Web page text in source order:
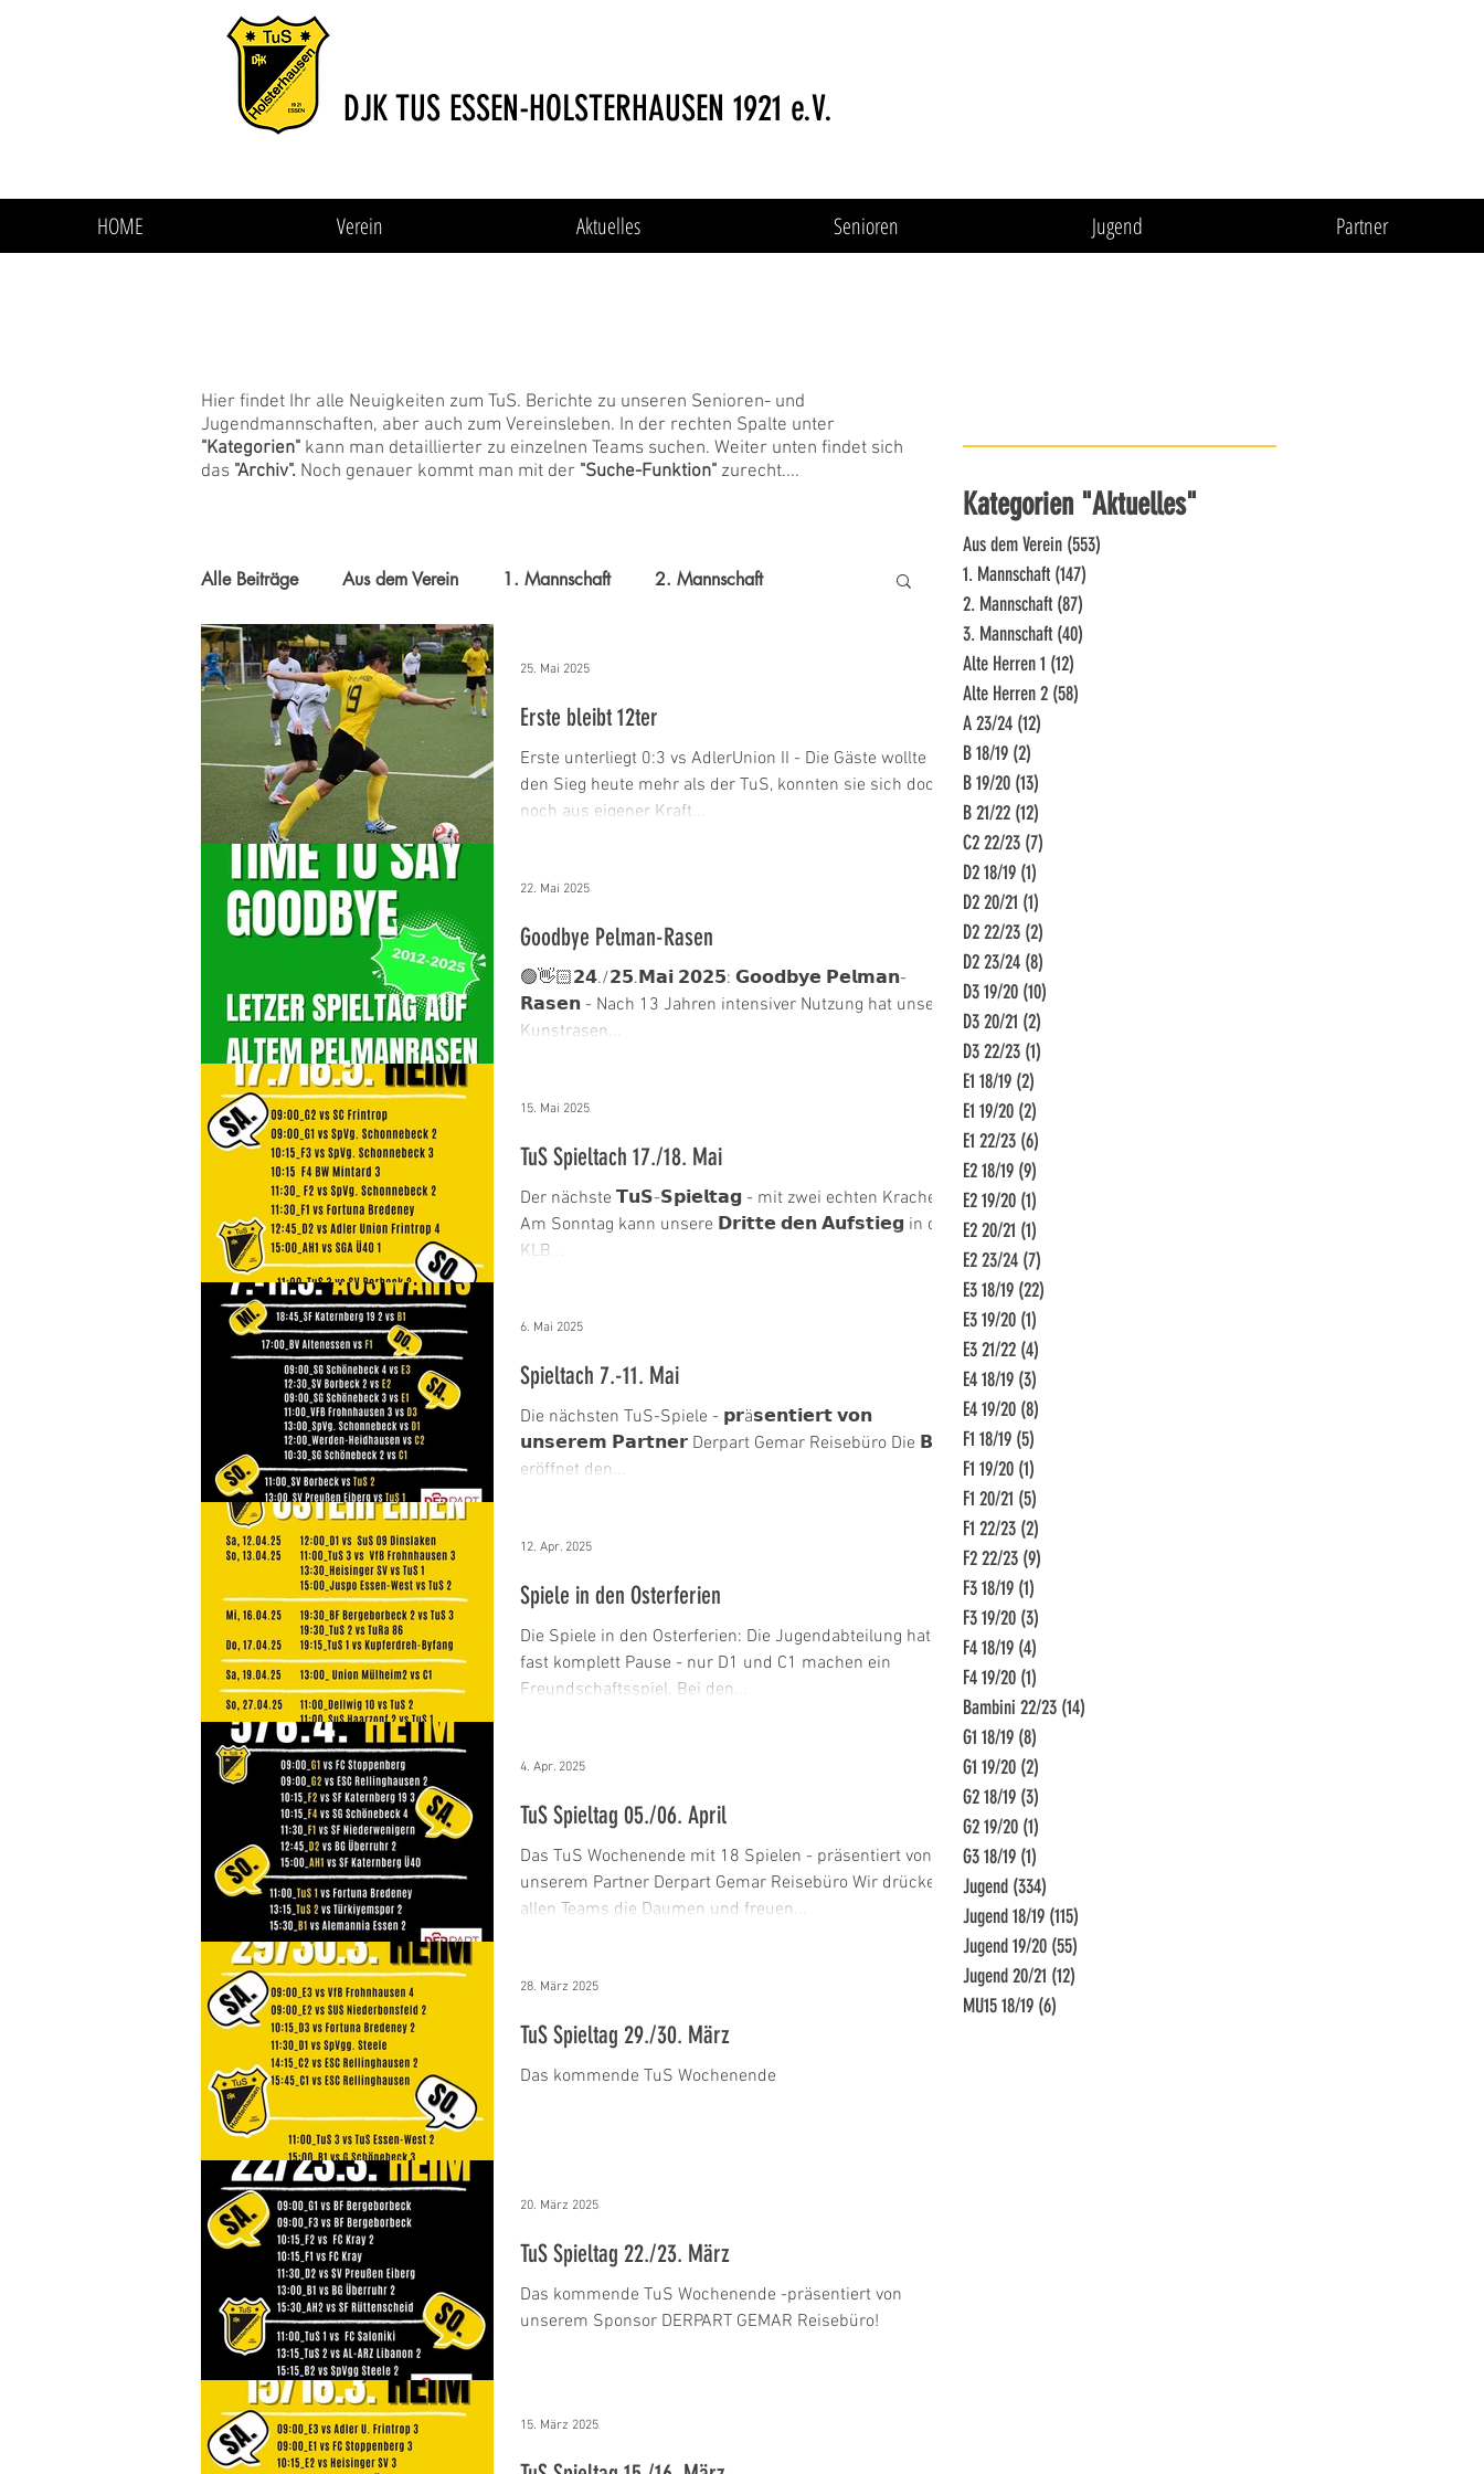
DJK TUS ESSEN-HOLSTERHAUSEN 1921 e.V.
HOME Verein Aktuelles Senioren Jugend Partner
Hier findet Ihr alle Neuigkeiten zum TuS. Berichte zu unseren Senioren- und
Jugendmannschaften, aber auch zum Vereinsleben. In der rechten Spalte unter
"Kategorien" kann man detaillierter zu einzelnen Teams suchen. Weiter unten findet sich
das "Archiv". Noch genauer kommt man mit der "Suche-Funktion" zurecht....
Kategorien "Aktuelles"
Alle Beiträge Aus dem Verein 1. Mannschaft 2. Mannschaft
3. Mannschaft Alte Herren 1 Alte Herren 2
B 18/19 B 19/20 B 21/22 C2 22/23 D2 18/19
D2 20/21 D2 22/23
D3 22/23 E1 18/19 E1 19/20 E1 22/23
E2 19/20 E2 20/21 E2 23/24
E3 21/22 E4 18/19 E4 19/20
Erste bleibt 12ter
Erste unterliegt 0:3 vs AdlerUnion II - Die Gäste wollte
den Sieg heute mehr als der TuS, konnten sie sich doch
noch aus eigener Kraft...
25. Mai 2025
Goodbye Pelman-Rasen
🟢👋🏻𝟮𝟰./𝟮𝟱.𝗠𝗮𝗶 𝟮𝟬𝟮𝟱: 𝗚𝗼𝗼𝗱𝗯𝘆𝗲 𝗣𝗲𝗹𝗺𝗮𝗻-
𝗥𝗮𝘀𝗲𝗻 - Nach 13 Jahren intensiver Nutzung hat unser
Kunstrasen...
22. Mai 2025
TuS Spieltach 17./18. Mai
Der nächste 𝗧𝘂𝗦-𝗦𝗽𝗶𝗲𝗹𝘁𝗮𝗴 - mit zwei echten Krachern:
Am Sonntag kann unsere 𝗗𝗿𝗶𝘁𝘁𝗲 𝗱𝗲𝗻 𝗔𝘂𝗳𝘀𝘁𝗶𝗲𝗴 in die
KLB...
15. Mai 2025
Spieltach 7.-11. Mai
Die nächsten TuS-Spiele - 𝗽𝗿ä𝘀𝗲𝗻𝘁𝗶𝗲𝗿𝘁 𝘃𝗼𝗻
𝘂𝗻𝘀𝗲𝗿𝗲𝗺 𝗣𝗮𝗿𝘁𝗻𝗲𝗿 Derpart Gemar Reisebüro Die 𝗕𝟭
eröffnet den...
6. Mai 2025
Spiele in den Osterferien
Die Spiele in den Osterferien: Die Jugendabteilung hat
fast komplett Pause - nur D1 und C1 machen ein
Freundschaftsspiel. Bei den...
12. Apr. 2025
TuS Spieltag 05./06. April
Das TuS Wochenende mit 18 Spielen - präsentiert von
unserem Partner Derpart Gemar Reisebüro Wir drücken
allen Teams die Daumen und freuen...
4. Apr. 2025
TuS Spieltag 29./30. März
Das kommende TuS Wochenende
28. März 2025
TuS Spieltag 22./23. März
Das kommende TuS Wochenende -präsentiert von
unserem Sponsor DERPART GEMAR Reisebüro!
20. März 2025
15. März 2025
Aus dem Verein (553)
1. Mannschaft (147)
2. Mannschaft (87)
3. Mannschaft (40)
Alte Herren 1 (12)
Alte Herren 2 (58)
A 23/24 (12)
B 18/19 (2)
B 19/20 (13)
B 21/22 (12)
C2 22/23 (7)
D2 18/19 (1)
D2 20/21 (1)
D2 22/23 (2)
D2 23/24 (8)
D3 19/20 (10)
D3 20/21 (2)
D3 22/23 (1)
E1 18/19 (2)
E1 19/20 (2)
E1 22/23 (6)
E2 18/19 (9)
E2 19/20 (1)
E2 20/21 (1)
E2 23/24 (7)
E3 18/19 (22)
E3 19/20 (1)
E3 21/22 (4)
E4 18/19 (3)
E4 19/20 (8)
F1 18/19 (5)
F1 19/20 (1)
F1 20/21 (5)
F1 22/23 (2)
F2 22/23 (9)
F3 18/19 (1)
F3 19/20 (3)
F4 18/19 (4)
F4 19/20 (1)
Bambini 22/23 (14)
G1 18/19 (8)
G1 19/20 (2)
G2 18/19 (3)
G2 19/20 (1)
G3 18/19 (1)
Jugend (334)
Jugend 18/19 (115)
Jugend 19/20 (55)
Jugend 20/21 (12)
MU15 18/19 (6)